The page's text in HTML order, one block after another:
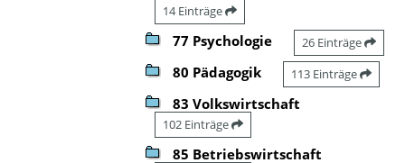
14 Einträge
77 Psychologie 26 Einträge
80 Pädagogik 113 Einträge
83 Volkswirtschaft
102 Einträge
85 Betriebswirtschaft